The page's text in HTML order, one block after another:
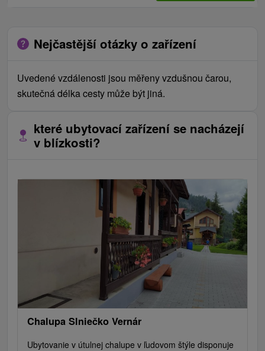
Nejčastější otázky o zařízení
Uvedené vzdálenosti jsou měřeny vzdušnou čarou,
skutečná délka cesty může být jiná.
které ubytovací zařízení se nacházejí
v blízkosti?
Chalupa Slniečko Vernár
Ubytovanie v útulnej chalupe v ľudovom štýle disponuje